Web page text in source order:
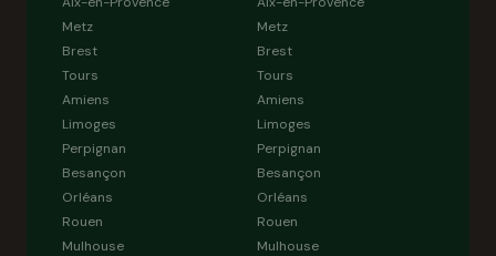
Metz
Brest
Tours
Amiens
Limoges
Perpignan
Besançon
Orléans
Rouen
Mulhouse
Metz
Brest
Tours
Amiens
Limoges
Perpignan
Besançon
Orléans
Rouen
Mulhouse